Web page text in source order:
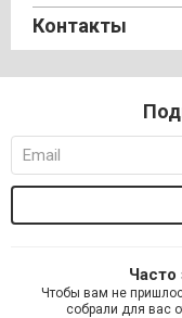
Контакты
Чтобы вам не
собрали для вас